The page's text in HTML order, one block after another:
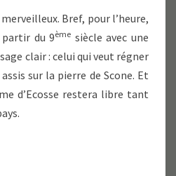
merveilleux. Bref, pour l’heure,
du 9ème siècle avec une
clair : celui qui veut régner
sur la pierre de Scone. Et
d’Ecosse restera libre tant